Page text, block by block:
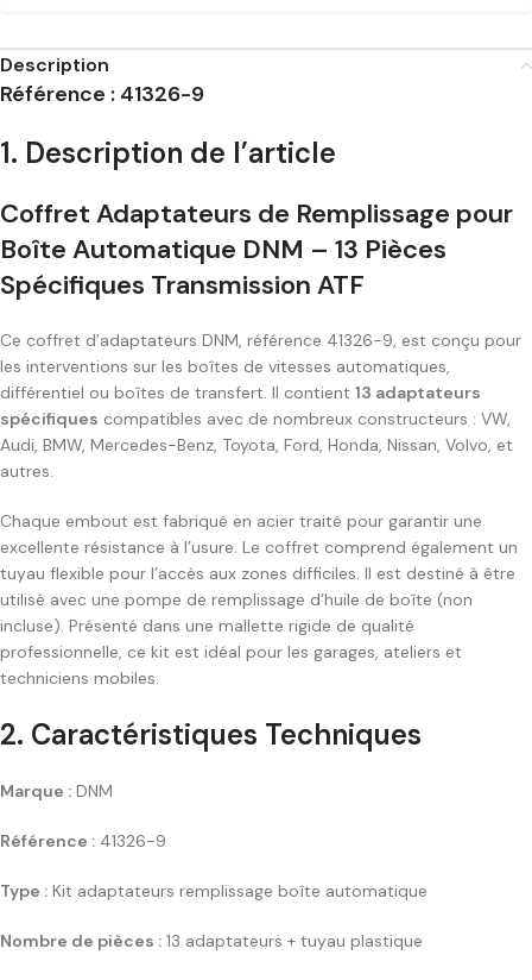
Description
Référence : 41326-9
1. Description de l’article
Coffret Adaptateurs de Remplissage pour
Boîte Automatique DNM – 13 Pièces
Spécifiques Transmission ATF
Ce coffret d’adaptateurs DNM, référence 41326-9, est conçu pour
les interventions sur les boîtes de vitesses automatiques,
différentiel ou boîtes de transfert. Il contient 13 adaptateurs
spécifiques compatibles avec de nombreux constructeurs : VW,
Audi, BMW, Mercedes-Benz, Toyota, Ford, Honda, Nissan, Volvo, et
autres.
Chaque embout est fabriqué en acier traité pour garantir une
excellente résistance à l’usure. Le coffret comprend également un
tuyau flexible pour l’accès aux zones difficiles. Il est destiné à être
utilisé avec une pompe de remplissage d’huile de boîte (non
incluse). Présenté dans une mallette rigide de qualité
professionnelle, ce kit est idéal pour les garages, ateliers et
techniciens mobiles.
2. Caractéristiques Techniques
Marque : DNM
Référence : 41326-9
Type : Kit adaptateurs remplissage boîte automatique
Nombre de pièces : 13 adaptateurs + tuyau plastique